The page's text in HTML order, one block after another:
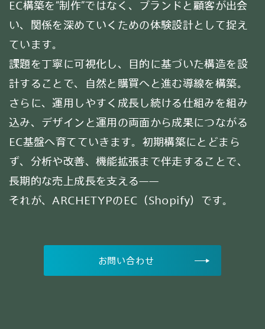
A-Staffing
EC構築を“制作”ではなく、ブランドと顧客が出会
い、関係を深めていくための体験設計として捉え
ています。
課題を丁寧に可視化し、目的に基づいた構造を設
計することで、自然と購買へと進む導線を構築。
さらに、運用しやすく成長し続ける仕組みを組み
込み、デザインと運用の両面から成果につながる
EC基盤へ育てていきます。初期構築にとどまら
ず、分析や改善、機能拡張まで伴走することで、
長期的な売上成長を支える——
それが、ARCHETYPのEC（Shopify）です。
お問い合わせ